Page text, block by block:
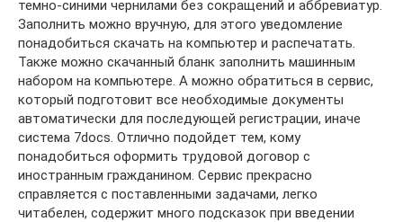
темно-синими чернилами без сокращений и аббревиатур.
Заполнить можно вручную, для этого уведомление
понадобиться скачать на компьютер и распечатать.
Также можно скачанный бланк заполнить машинным
набором на компьютере. А можно обратиться в сервис,
который подготовит все необходимые документы
автоматически для последующей регистрации, иначе
система 7docs. Отлично подойдет тем, кому
понадобиться оформить трудовой договор с
иностранным гражданином. Сервис прекрасно
справляется с поставленными задачами, легко
читабелен, содержит много подсказок при введении